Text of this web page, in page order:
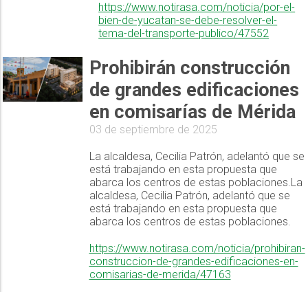
https://www.notirasa.com/noticia/por-el-
bien-de-yucatan-se-debe-resolver-el-
tema-del-transporte-publico/47552
Prohibirán construcción
de grandes edificaciones
en comisarías de Mérida
03 de septiembre de 2025
La alcaldesa, Cecilia Patrón, adelantó que se
está trabajando en esta propuesta que
abarca los centros de estas poblaciones.La
alcaldesa, Cecilia Patrón, adelantó que se
está trabajando en esta propuesta que
abarca los centros de estas poblaciones.
https://www.notirasa.com/noticia/prohibiran-
construccion-de-grandes-edificaciones-en-
comisarias-de-merida/47163